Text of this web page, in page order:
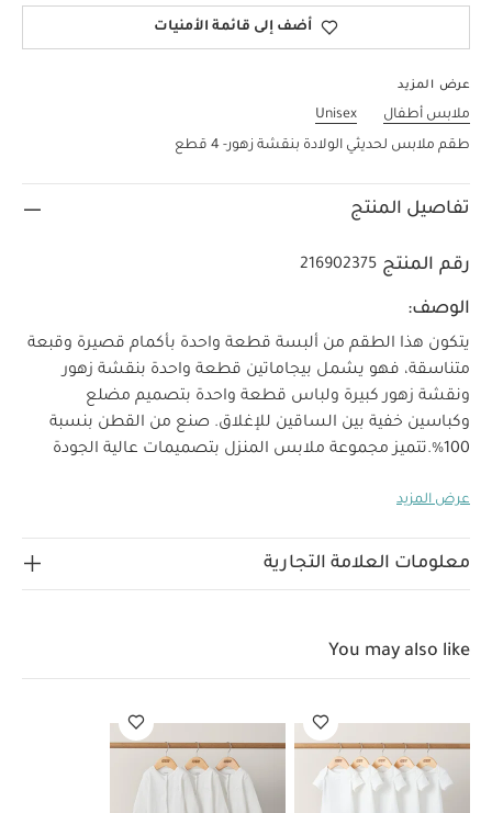
أضف إلى قائمة الأمنيات
عرض المزيد
ملابس أطفال
Unisex
طقم ملابس لحديثي الولادة بنقشة زهور- 4 قطع
تفاصيل المنتج
رقم المنتج 216902375
الوصف:
يتكون هذا الطقم من ألبسة قطعة واحدة بأكمام قصيرة وقبعة
متناسقة، فهو يشمل بيجاماتين قطعة واحدة بنقشة زهور
ونقشة زهور كبيرة ولباس قطعة واحدة بتصميم مضلع
وكباسين خفية بين الساقين للإغلاق. صنع من القطن بنسبة
100‏‏‏‏%‏‏.
تتميز مجموعة ملابس المنزل بتصميمات عالية الجودة
ببراعة ويمكن تنسيقها معًا وتنظيفها بسهولة لإطلالة يومية
تو ذا وورلد بين الخامات اللطيفة والتصميمات المريحة التي
تعليمات العناية/الإرشادات:
تجفيف على درجة حرارة منخفضة
حرارة منخفضة
ممنوع التنظيف الجاف
تغسل الألوان
الداكنة على حدة
كيّ على الجانب الداخلي قد يعجبك أيضاً:
عرض المزيد
معلومات العلامة التجارية
You may also like